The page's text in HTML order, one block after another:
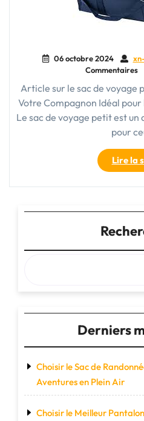
06 octobre 2024
Commentaires
Article sur le sac de voyage
Votre Compagnon Idéal
Le sac de voyage petit est
pour
Lire la
Derniers
Choisir le Sac de
Aventures en Plein Air
Choisir le Meilleur